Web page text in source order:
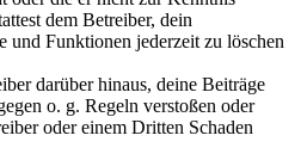
dem Betreiber, dein
und Funktionen jederzeit zu löschen
darüber hinaus, deine Beiträge
o. g. Regeln verstoßen oder
oder einem Dritten Schaden